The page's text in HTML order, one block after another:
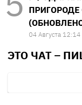
04 Августа 12:14
ЭТО ЧАТ –